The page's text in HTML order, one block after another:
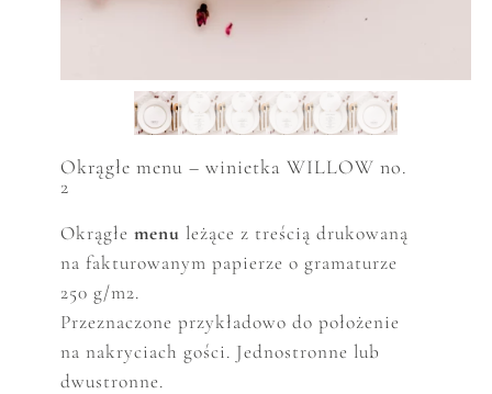
Okrągłe menu – winietka WILLOW no.
2
Okrągłe menu leżące z treścią drukowaną
na fakturowanym papierze o gramaturze
250 g/m2.
Przeznaczone przykładowo do położenie
na nakryciach gości. Jednostronne lub
dwustronne.